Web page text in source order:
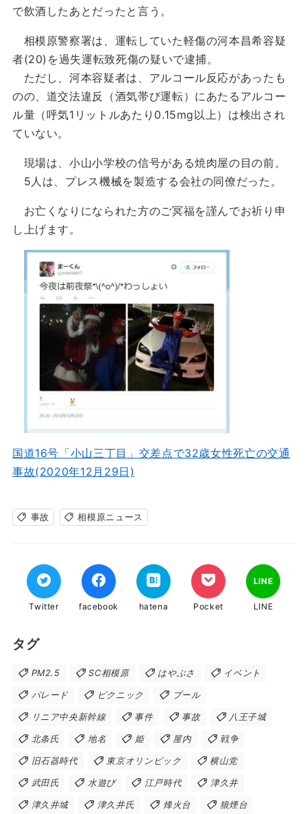
で飲酒したあとだったと言う。
相模原警察署は、運転していた軽傷の河本昌希容疑
者(20)を過失運転致死傷の疑いで逮捕。
ただし、河本容疑者は、アルコール反応があったも
のの、道交法違反（酒気帯び運転）にあたるアルコー
ル量（呼気1リットルあたり0.15mg以上）は検出され
ていない。
現場は、小山小学校の信号がある焼肉屋の目の前。
5人は、プレス機械を製造する会社の同僚だった。
お亡くなりになられた方のご冥福を謹んでお祈り申
し上げます。
国道16号「小山三丁目」交差点で32歳女性死亡の交通
事故(2020年12月29日)
事故 相模原ニュース
Twitter facebook hatena Pocket
LINE
LINE
タグ
PM2.5 SC相模原 はやぶさ イベント
パレード ピクニック プール
リニア中央新幹線 事件 事故 八王子城
北条氏 地名 姫 屋内 戦争
旧石器時代 東京オリンピック 横山党
武田氏 水遊び 江戸時代 津久井
津久井城 津久井氏 烽火台 狼煙台